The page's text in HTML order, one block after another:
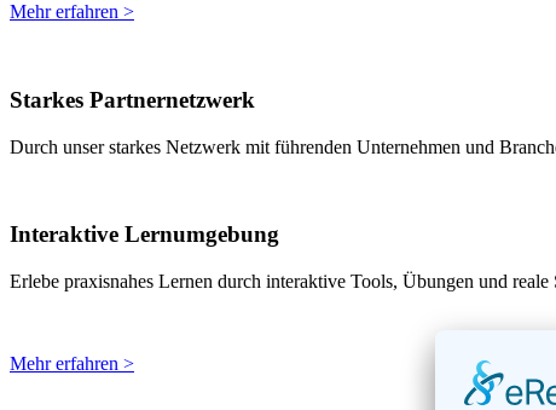
Mehr erfahren >
Starkes Partnernetzwerk
Durch unser starkes Netzwerk mit führenden Unternehmen und
Interaktive Lernumgebung
Erlebe praxisnahes Lernen durch interaktive Tools, Übungen und
Mehr erfahren >